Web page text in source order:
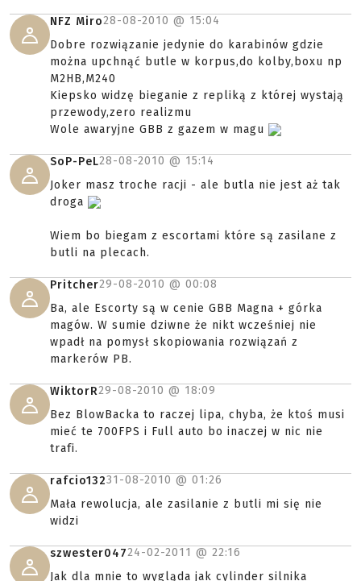
NFZ Miro28-08-2010 @ 15:04
Dobre rozwiązanie jedynie do karabinów gdzie
można upchnąć butle w korpus,do kolby,boxu np
M2HB,M240
Kiepsko widzę bieganie z repliką z której wystają
przewody,zero realizmu
Wole awaryjne GBB z gazem w magu
SoP-PeL28-08-2010 @ 15:14
Joker masz troche racji - ale butla nie jest aż tak
droga
Wiem bo biegam z escortami które są zasilane z
butli na plecach.
Pritcher29-08-2010 @ 00:08
Ba, ale Escorty są w cenie GBB Magna + górka
magów. W sumie dziwne że nikt wcześniej nie
wpadł na pomysł skopiowania rozwiązań z
markerów PB.
WiktorR29-08-2010 @ 18:09
Bez BlowBacka to raczej lipa, chyba, że ktoś musi
mieć te 700FPS i Full auto bo inaczej w nic nie
trafi.
rafcio13231-08-2010 @ 01:26
Mała rewolucja, ale zasilanie z butli mi się nie
widzi
szwester04724-02-2011 @ 22:16
Jak dla mnie to wygląda jak cylinder silnika